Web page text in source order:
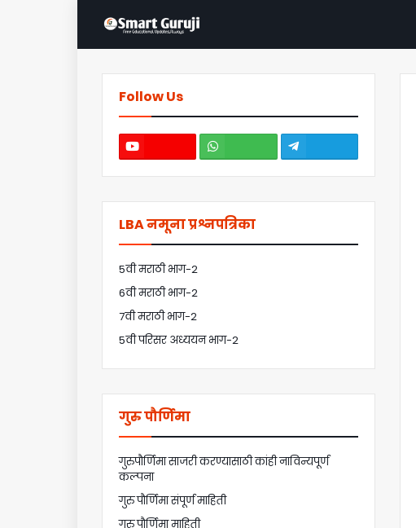
Follow Us
LBA नमूना प्रश्नपत्रिका
5वी मराठी भाग-2
6वी मराठी भाग-2
7वी मराठी भाग-2
5वी परिसर अध्ययन भाग-2
गुरु पौर्णिमा
गुरुपौर्णिमा साजरी करण्यासाठी कांही नाविन्यपूर्ण
कल्पना
गुरु पौर्णिमा संपूर्ण माहिती
गुरु पौर्णिमा माहिती